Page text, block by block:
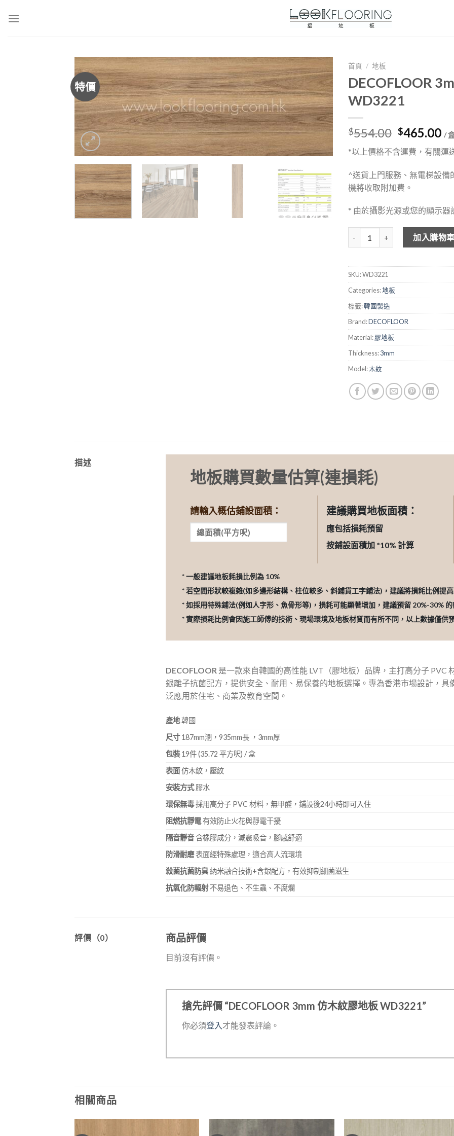
特價
首頁 / 地板
DECOFLOOR
WD3221
$554.00 Original
price
was:
$554.00.
$465.00
is:
/
*以上價格不含運費，有關運
^送貨上門服務、無電梯設備
機將收取附加費。
* 由於攝影光源或您的顯示器
DECOFLOOR 3mm 仿木紋膠地
加入購物車
SKU:WD3221
Categories:地板
標籤:韓國製造
Brand:DECOFLOOR
Material:膠地板
Thickness:3mm
Model:木紋
描述
地板購買數量估算(連損耗)
請輸入概估鋪設面積： 建議購買地板面積：
應包括損耗預留
按鋪設面積加 *10% 計算
* 一般建議地板耗損比例為 10%
* 若空間形狀較複雜(如多邊形結構、柱位較多、斜鋪貨工字鋪法)，建議將損耗比例提
* 如採用特殊鋪法(例如人字形、魚骨形等)，損耗可能顯著增加，建議預留 20%-30%
* 實際損耗比例會因施工師傅的技術、現場環境及地板材質而有所不同，以上數據僅供
DECOFLOOR 是一款來自韓國的高性能 LVT（膠地板）品牌，主打高分子 PVC
銀離子抗菌配方，提供安全、耐用、易保養的地板選擇。專為香港市場設計，
泛應用於住宅、商業及教育空間。
產地韓國
尺寸187mm濶，935mm長 ，3mm厚
包裝19件 (35.72 平方呎) / 盒
表面仿木紋，壓紋
安裝方式膠水
環保無毒採用高分子 PVC 材料，無甲醛，鋪設後24小時即可入住
阻燃抗靜電有效防止火花與靜電干擾
隔音靜音含橡膠成分，減震吸音，腳感舒適
防滑耐磨表面經特殊處理，適合高人流環境
殺菌抗菌防臭納米融合技術+含銀配方，有效抑制細菌滋生
抗氧化防輻射不易退色、不生蟲、不腐爛
評價（0） 商品評價
目前沒有評價。
搶先評價 “DECOFLOOR 3mm 仿木紋膠地板 WD3221”
你必須登入才能發表評論。
相關商品